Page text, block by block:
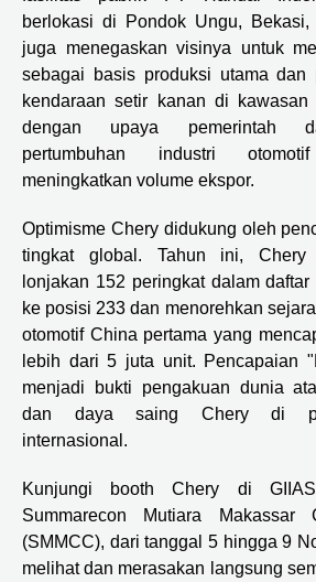
berlokasi di Pondok Ungu,
juga menegaskan visinya untuk
sebagai basis produksi utama dan
kendaraan setir kanan di
dengan upaya pemerintah
pertumbuhan industri
meningkatkan volume ekspor.
Optimisme Chery didukung oleh
tingkat global. Tahun ini, Chery
lonjakan 152 peringkat dalam
ke posisi 233 dan menorehkan
otomotif China pertama yang
lebih dari 5 juta unit. Pencapaian
menjadi bukti pengakuan dunia
dan daya saing Chery di
internasional.
Kunjungi booth Chery di
Summarecon Mutiara Makassar
(SMMCC), dari tanggal 5 hingga 9
melihat dan merasakan langsung